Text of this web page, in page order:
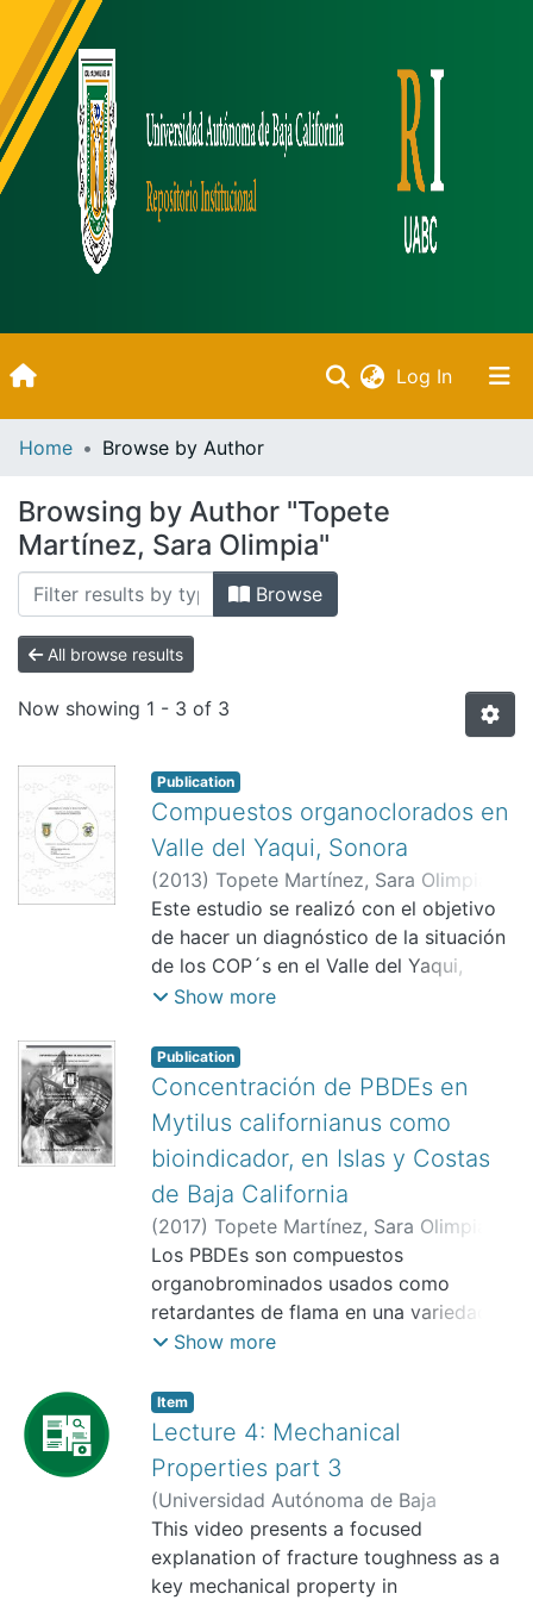
Log In(current)
Inicio
All of DSpace
Bibliotecas
Home Browse by Author
Browsing by Author "Topete
Martínez, Sara Olimpia"
Browse
All browse results
Now showing 1 - 3 of 3
Publication
Compuestos organoclorados en
Valle del Yaqui, Sonora
(2013) Topete Martínez, Sara Olimpia
Macías Zamora, José Vinicio
Este estudio se realizó con el objetivo
de hacer un diagnóstico de la situación
de los COP´s en el Valle del Yaqui,
Sonora y estimar el nivel de riesgo al
principalmente los infantes.
Show more
Publication
Concentración de PBDEs en
Mytilus californianus como
bioindicador, en Islas y Costas
de Baja California
(2017) Topete Martínez, Sara Olimpia
Macías Zamora, José Vinicio
Los PBDEs son compuestos
organobrominados usados como
retardantes de flama en una variedad
de productos con los cuales el ser
el sur de California, E. U. altas
concentraciones de PBDEs han sido
reportadas en diferent
Show more
Item
Lecture 4: Mechanical
Properties part 3
(Universidad Autónoma de Baja
California, Facultad de Ingeniería,
Arquitectura y Diseño, 2025-11)Gómez
Gutiérrez, Claudia Mariana;
This video presents a focused
explanation of fracture toughness as a
key mechanical property in